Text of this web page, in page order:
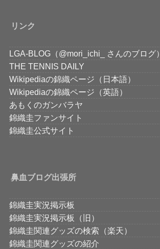
リンク
LGA-BLOG（@mori_ichi_ さんのブログ）
THE TENNIS DAILY
Wikipediaの錦織ページ（日本語）
Wikipediaの錦織ページ（英語）
あもくのガンバラヤ
錦織圭ファンサイト
錦織圭公式サイト
鼻血ブログ出張所
錦織圭実況掲示板
錦織圭実況掲示板（旧）
錦織圭関連グッズの検索（楽天）
錦織圭関連グッズの紹介